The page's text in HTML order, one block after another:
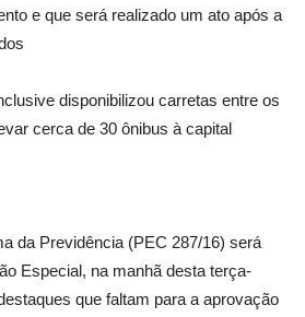
e que será realizado um ato após a
disponibilizou carretas entre os
cerca de 30 ônibus à capital
da Previdência (PEC 287/16) será
Especial, na manhã desta terça-
que faltam para a aprovação